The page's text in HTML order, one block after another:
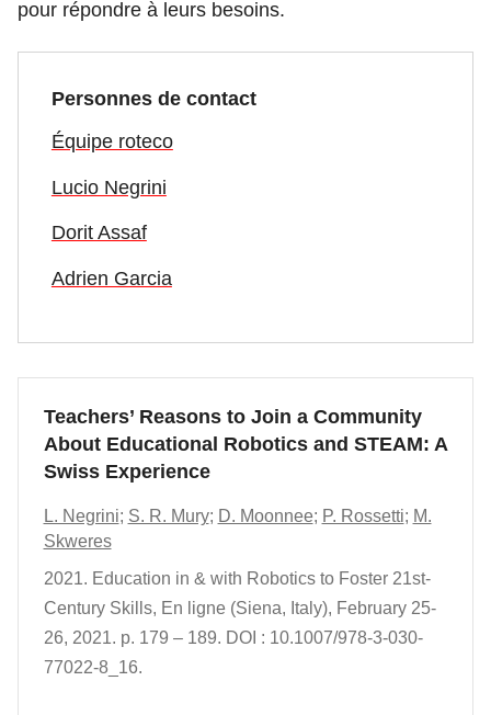
pour répondre à leurs besoins.
Personnes de contact
Équipe roteco
Lucio Negrini
Dorit Assaf
Adrien Garcia
Teachers’ Reasons to Join a Community
About Educational Robotics and STEAM: A
Swiss Experience
L. Negrini; S. R. Mury; D. Moonnee; P. Rossetti; M.
Skweres
2021. Education in & with Robotics to Foster 21st-
Century Skills, En ligne (Siena, Italy), February 25-
26, 2021. p. 179 – 189. DOI : 10.1007/978-3-030-
77022-8_16.